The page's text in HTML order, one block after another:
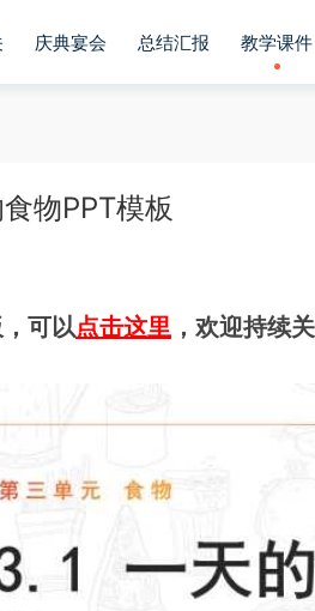
庆典宴会 总结汇报 教学课件
物PPT模板
可以点击这里 ，欢迎持续